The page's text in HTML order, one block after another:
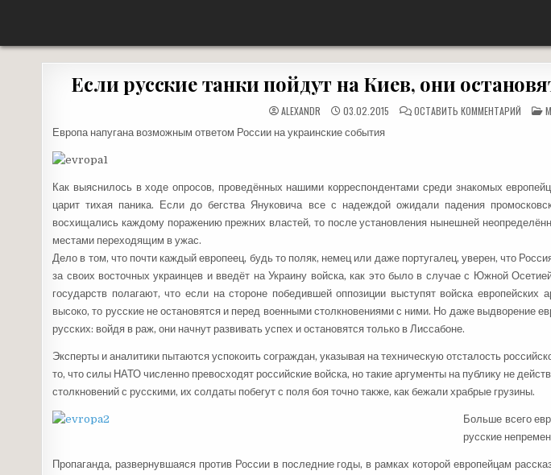
Если русские танки пойдут на Киев, они
ALEXANDR 03.02.2015 ОСТАВИТЬ КОММЕНТАРИЙ
ЕСЛИ
ТОЛЬКО
В
В
Европа напугана возможным ответом России на украинские события
Как выяснилось в ходе опросов, проведённых нашими корреспондентами среди знакомых
царит тихая паника. Если до бегства Януковича все с надеждой ожидали падения
восхищались каждому поражению прежних властей, то после установления нынешней
местами переходящим в ужас.
Дело в том, что почти каждый европеец, будь то поляк, немец или даже португалец, уверен, что
за своих восточных украинцев и введёт на Украину войска, как это было в случае с Южной
государств полагают, что если на стороне победившей оппозиции выступят войска европейских
высоко, то русские не остановятся и перед военными столкновениями с ними. Но даже выдворение
русских: войдя в раж, они начнут развивать успех и остановятся только в Лиссабоне.
Эксперты и аналитики пытаются успокоить сограждан, указывая на техническую отсталость
то, что силы НАТО численно превосходят российские войска, но такие аргументы на публику не
столкновений с русскими, их солдаты побегут с поля боя точно также, как бежали храбрые грузины.
Больше всего
русские
Пропаганда, развернувшаяся против России в последние годы, в рамках которой европейцам